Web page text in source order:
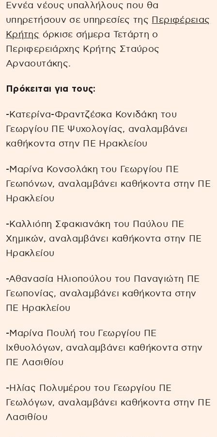
Εννέα νέους υπαλλήλους που θα
υπηρετήσουν σε υπηρεσίες της Περιφέρειας
Κρήτης όρκισε σήμερα Τετάρτη ο
Περιφερειάρχης Κρήτης Σταύρος
Αρναουτάκης.
Πρόκειται για τους:
-Κατερίνα-Φραντζέσκα Κονιδάκη του
Γεωργίου ΠΕ Ψυχολογίας, αναλαμβάνει
καθήκοντα στην ΠΕ Ηρακλείου
-Μαρίνα Κονσολάκη του Γεωργίου ΠΕ
Γεωπόνων, αναλαμβάνει καθήκοντα στην ΠΕ
Ηρακλείου
-Καλλιόπη Σφακιανάκη του Παύλου ΠΕ
Χημικών, αναλαμβάνει καθήκοντα στην ΠΕ
Ηρακλείου
-Αθανασία Ηλιοπούλου του Παναγιώτη ΠΕ
Γεωπονίας, αναλαμβάνει καθήκοντα στην
ΠΕ Ηρακλείου
-Μαρίνα Πουλή του Γεωργίου ΠΕ
Ιχθυολόγων, αναλαμβάνει καθήκοντα στην
ΠΕ Λασιθίου
-Ηλίας Πολυμέρου του Γεωργίου ΠΕ
Γεωλόγων, αναλαμβάνει καθήκοντα στην ΠΕ
Λασιθίου